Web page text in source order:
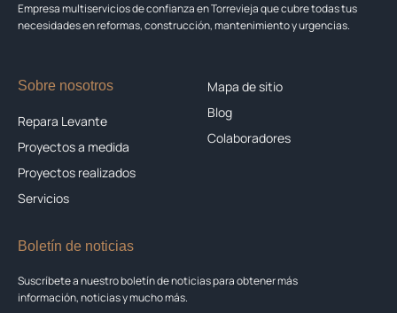
Empresa multiservicios de confianza en Torrevieja que cubre todas tus
necesidades en reformas, construcción, mantenimiento y urgencias.
Sobre nosotros
Repara Levante
Proyectos a medida
Proyectos realizados
Servicios
Mapa de sitio
Blog
Colaboradores
Boletín de noticias
Suscríbete a nuestro boletín de noticias para obtener más
información, noticias y mucho más.